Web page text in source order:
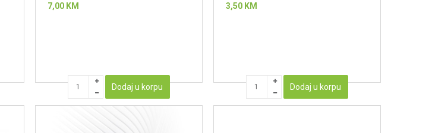
7,00 KM
Dodaj u korpu
3,50 KM
Dodaj u korpu